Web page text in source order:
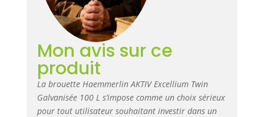
Mon avis sur ce
produit
La brouette Haemmerlin AKTIV Excellium Twin
Galvanisée 100 L s’impose comme un choix sérieux
pour tout utilisateur souhaitant investir dans un